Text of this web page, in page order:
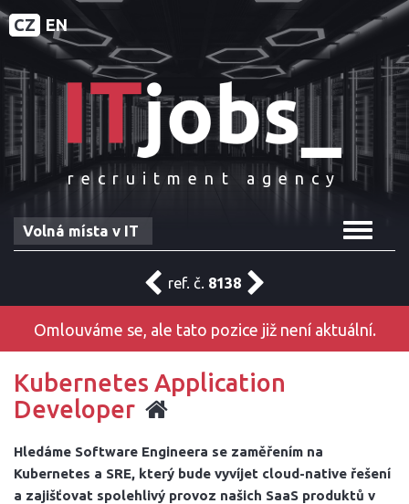
CZ EN
recruitment agency
Toggle
Volná místa v IT
ref. č. 8138
Omlouváme se, ale tato pozice již není aktuální.
Kubernetes Application
Developer
Hledáme Software Engineera se zaměřením na
Kubernetes a SRE, který bude vyvíjet cloud-native řešení
a zajišťovat spolehlivý provoz našich SaaS produktů v